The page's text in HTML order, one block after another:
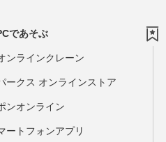
であそぶ
ンラインクレーン
ークス オンラインストア
ンオンライン
ートフォンアプリ